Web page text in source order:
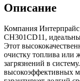
Описание
Компания Интерпрайс
CH301CD11,
Этот
очистку топлива или
загрязнений в
высокоэффективных